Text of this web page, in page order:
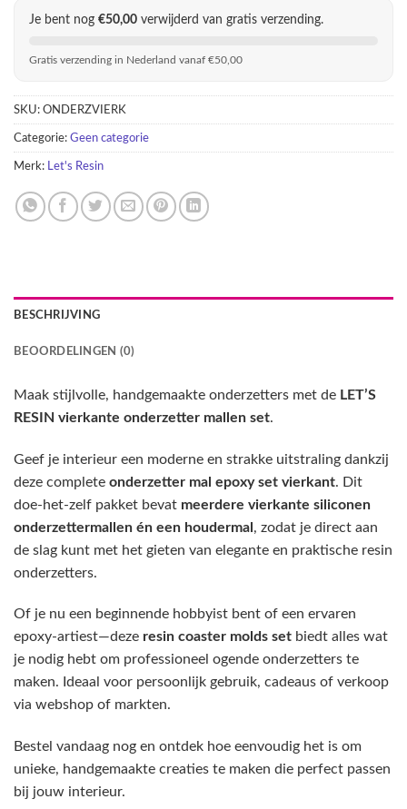
Je bent nog €50,00 verwijderd van gratis verzending.
Gratis verzending in Nederland vanaf €50,00
SKU: ONDERZVIERK
Categorie: Geen categorie
Merk: Let's Resin
BESCHRIJVING
BEOORDELINGEN (0)
Maak stijlvolle, handgemaakte onderzetters met de LET’S
RESIN vierkante onderzetter mallen set.
Geef je interieur een moderne en strakke uitstraling dankzij
deze complete onderzetter mal epoxy set vierkant. Dit
doe-het-zelf pakket bevat meerdere vierkante siliconen
onderzettermallen én een houdermal, zodat je direct aan
de slag kunt met het gieten van elegante en praktische resin
onderzetters.
Of je nu een beginnende hobbyist bent of een ervaren
epoxy-artiest—deze resin coaster molds set biedt alles wat
je nodig hebt om professioneel ogende onderzetters te
maken. Ideaal voor persoonlijk gebruik, cadeaus of verkoop
via webshop of markten.
Bestel vandaag nog en ontdek hoe eenvoudig het is om
unieke, handgemaakte creaties te maken die perfect passen
bij jouw interieur.